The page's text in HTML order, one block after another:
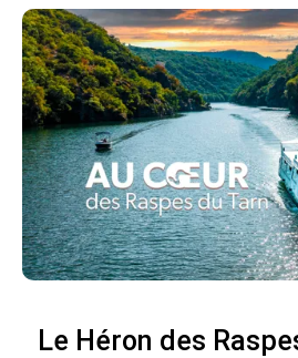
Le Héron des